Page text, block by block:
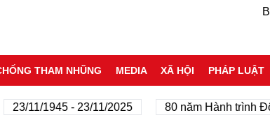
THAM NHŨNG MEDIA XÃ HỘI PHÁP LUẬT
23/11/1945 - 23/11/2025 80 năm Hành trình